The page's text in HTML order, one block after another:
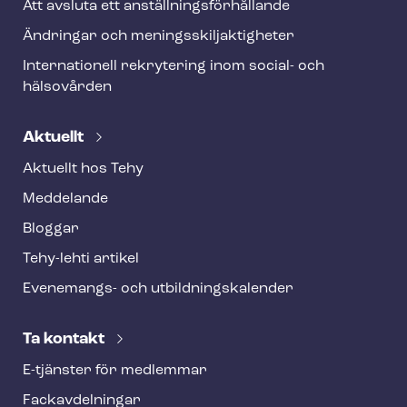
Att avsluta ett an­ställ­nings­för­hål­lan­de
Ändringar och me­nings­skilj­ak­tig­he­ter
Internationell rekrytering inom social- och
hälsovården
Aktuellt
Aktuellt hos Tehy
Meddelande
Bloggar
Tehy-lehti artikel
Evenemangs- och ut­bild­nings­ka­len­der
Ta kontakt
E-tjänster för medlemmar
Fackav­del­ning­ar